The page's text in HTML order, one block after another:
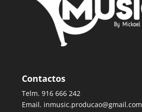
Contactos
Telm. 916 666 242
Email. inmusic.producao@gmail.com